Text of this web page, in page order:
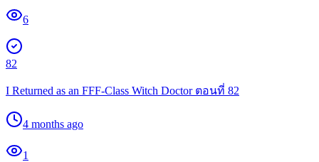
6
82
I Returned as an FFF-Class Witch Doctor ตอนที่ 82
4 months ago
1